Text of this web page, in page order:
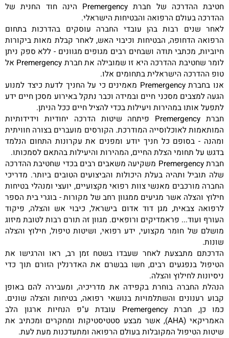
חטיבת ההדרכה של חברת Premergency הינה חוד החנית של
ההדרכה בעולם הרפואה והבטיחות הישראלי.
לאחר שנים רבות בהן עובדי החברה עוסקים בהדרכות בתחום
הרפואה הדחופה, הבטיחות וכיבוי האש, לאחר קבלת מאות ביקורות
חיוביות, מכתבי תודה ושבחים רבים מגופים מגוונים - ללא ספק ניתן
לומר שחטיבת ההדרכה היא זו שמובילה את חברת Premergency אל
טופ ההדרכה הישראלית בתחומים אלו.
אנו בחברתPremergency מאמינים כי על החניך לדעת כיצד למנוע
הגעה למצבים מסכני חיים ובמידה וכבר נתקל באירוע מסכן חיים ידע
לתפעל אותו במהירות ויעילות בכדי להציל חיים ככל הניתן.
חברת Premergency פיתחה שיטות הדרכה יחודיות וידידותיות
המותאמות לאוכלוסייה המודרכת. הקורסים מועברים בצורה חוויתית
ומהנה - בסופם כל חניך יודע ומפנים את עקרונות התחום הנלמד
בדגש על תחומי הצלת החיים, המהירות והיעילות בהתאם לסמכותו.
חברתPremergency משקיעה משאבים רבים בכדי שחטיבת ההדרכה
שלה תוביל ותהיה בעלת היכולות והביצועים הטובים ביותר. מדריכי
החברה מורכבים מאנשי צוות רפואי מקצועיים, יועצי ומנהלי בטיחות
חילוץ והצלה אשר מגיעים ממגוון רחב של מקורות - בוגרי בית הספר
לרפואה צבאית, מגן דוד אדום בישראל, כיבוי אש והצלה, פיקוד
העורף ועוד... פראמדיקים ורופאים. מגוון זה תורם רבות לטובת מיזוג
מושלם של חומר מקצועי, ידע רפואי, ושיטות טיפול, חילוץ והצלה
שונות.
הדרכתם מתבצעת לאחר שעבדו בשטח זמן רב, ראו והרגישו את
הטיפול בנפגעים רבים, חשו בבשרם את האדרנלין הזורם תוך כדי
ניסיונות לחילוץ והצלה.
הנהלת החברה בוחרת בקפידה את מדריכיה, ומעבירה להם באופן
קבוע רענונים והשתלמויות בנושאי רפואה, בטיחות והצלה שונים.
כמו כן, חברתPremergency עובדת ע"פ הנחיות ארגון הלב
האמריקאי (AHA), אשר מבצע סטטיסטיקות ומחקרים ומכתיב את
שיטות הטיפול המקובלות בעולם הרפואה ומתעדכנות מעת לעת.